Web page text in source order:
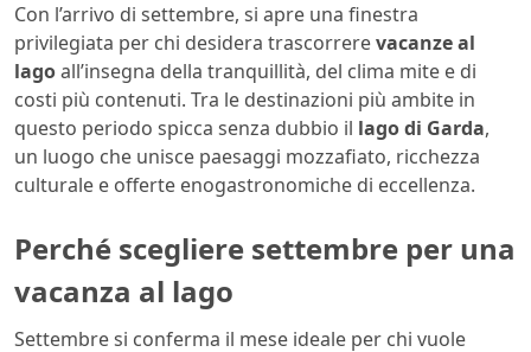
Con l’arrivo di settembre, si apre una finestra
privilegiata per chi desidera trascorrerevacanze al
lagoall’insegna della tranquillità, del clima mite e di
costi più contenuti. Tra le destinazioni più ambite in
questo periodo spicca senza dubbio il lago di Garda,
un luogo che unisce paesaggi mozzafiato, ricchezza
culturale e offerte enogastronomiche di eccellenza.
Perché scegliere settembre per una
vacanza al lago
Settembre si conferma il mese ideale per chi vuole